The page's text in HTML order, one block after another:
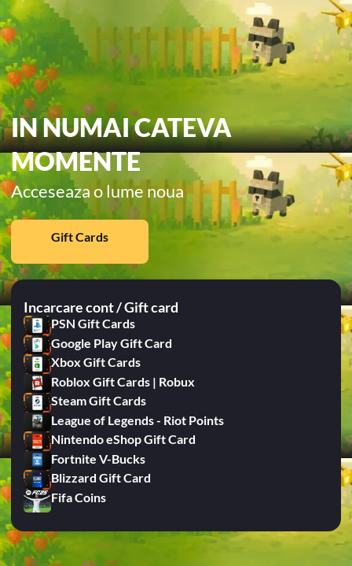
IN NUMAI CATEVA
MOMENTE
Acceseaza o lume noua
Gift Cards
Incarcare cont / Gift card
PSN Gift Cards
Google Play Gift Card
Xbox Gift Cards
Roblox Gift Cards | Robux
Steam Gift Cards
League of Legends - Riot Points
Nintendo eShop Gift Card
Fortnite V-Bucks
Blizzard Gift Card
Fifa Coins